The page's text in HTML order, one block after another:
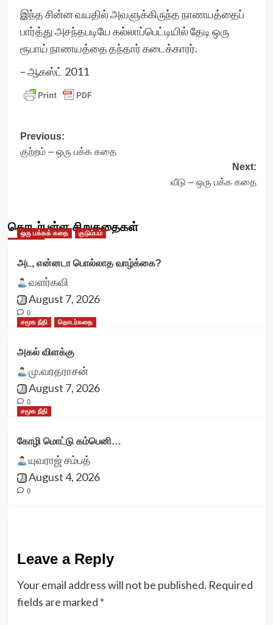
இந்த சின்ன வயதில் அவளுக்கிருந்த நாணயத்தைப்
பார்த்து அசந்தபடியே கல்லாப்பெட்டியில் தேடி ஒரு
ரூபாய் நாணயத்தை தந்தார் கடைக்காரர்.
– ஆகஸ்ட் 2011
Post
navigation
Previous:
குற்றம் – ஒரு பக்க கதை
Next:
வீடு – ஒரு பக்க கதை
தொடர்புள்ள சிறுகதைகள்
ஒரு பக்கக் கதை குடும்பம்
அட, என்னடா பொல்லாத வாழ்க்கை?
வளர்கவி
August 7, 2026
0
சமூக நீதி
தொடர்கதை
அகல் விளக்கு
மு.வரதராசன்
August 7, 2026
0
சமூக நீதி
கோழி மொட்டு கம்பெனி…
யுவராஜ் சம்பத்
August 4, 2026
0
Leave a Reply
Your email address will not be published. Required
fields are marked *